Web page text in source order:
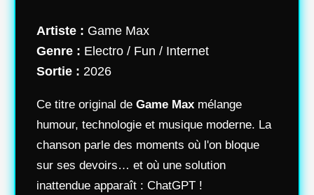
Artiste : Game Max
Genre : Electro / Fun / Internet
Sortie : 2026
Ce titre original de Game Max mélange
humour, technologie et musique moderne. La
chanson parle des moments où l'on bloque
sur ses devoirs… et où une solution
inattendue apparaît : ChatGPT !